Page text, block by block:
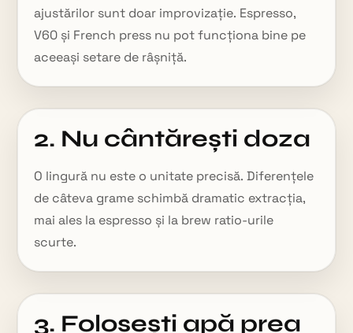
ajustărilor sunt doar improvizație. Espresso,
V60 și French press nu pot funcționa bine pe
aceeași setare de râșniță.
2. Nu cântărești doza
O lingură nu este o unitate precisă. Diferențele
de câteva grame schimbă dramatic extracția,
mai ales la espresso și la brew ratio-urile
scurte.
3. Folosești apă prea